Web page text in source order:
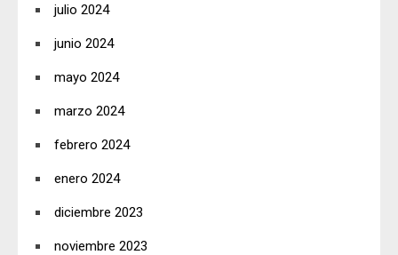
julio 2024
junio 2024
mayo 2024
marzo 2024
febrero 2024
enero 2024
diciembre 2023
noviembre 2023